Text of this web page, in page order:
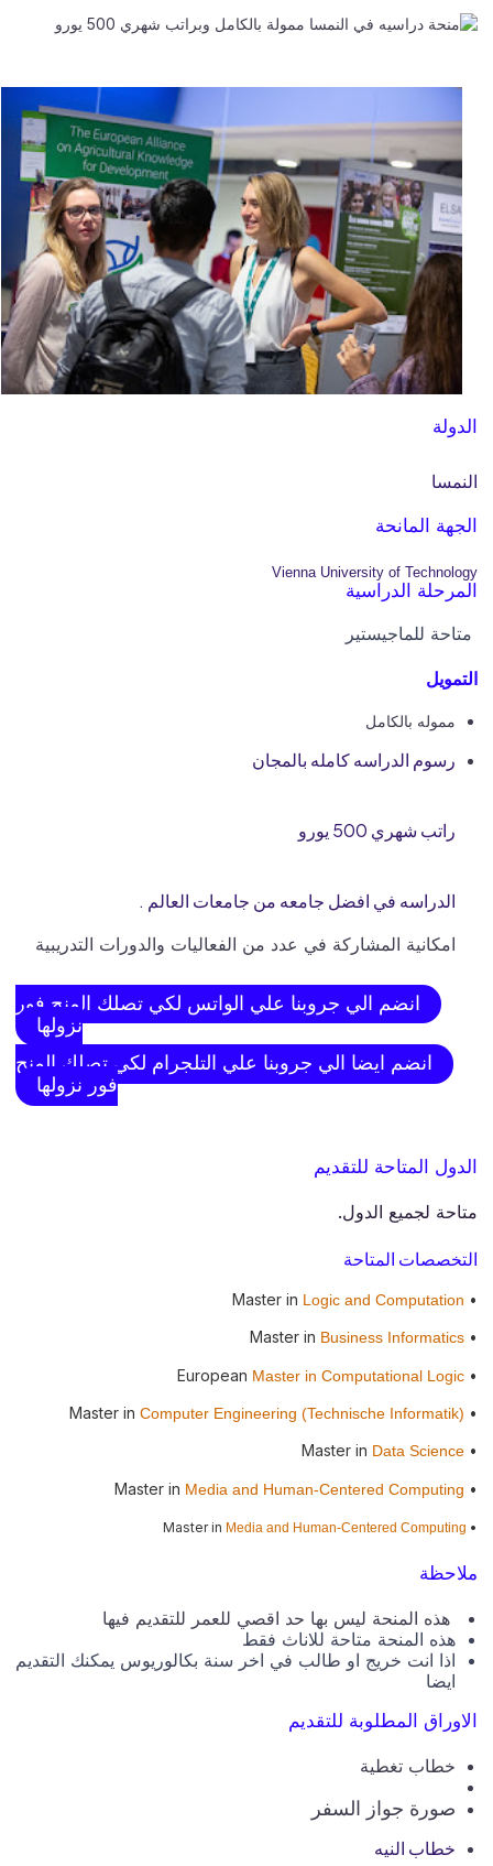
الدولة
النمسا
الجهة المانحة
Vienna University of Technology
المرحلة الدراسية
متاحة للماجيستير
التمويل
مموله بالكامل
رسوم الدراسه كامله بالمجان
راتب شهري 500 يورو
الدراسه في افضل جامعه من جامعات العالم .
امكانية المشاركة في عدد من الفعاليات والدورات التدريبية
انضم الي جروبنا علي الواتس لكي تصلك المنح فور
نزولها
انضم ايضا الي جروبنا علي التلجرام لكي تصلك المنح
فور نزولها
الدول المتاحة للتقديم
متاحة لجميع الدول.
التخصصات المتاحة
Logic and Computation
Business Informatics
Master in Computational Logic
Computer Engineering (Technische Informatik)
Data Science
Media and Human-Centered Computing
Media and Human-Centered Computing
ملاحظة
هذه المنحة ليس بها حد اقصي للعمر للتقديم فيها
هذه المنحة متاحة للاناث فقط
اذا انت خريج او طالب في اخر سنة بكالوريوس يمكنك التقديم
ايضا
الاوراق المطلوبة للتقديم
خطاب تغطية
صورة جواز السفر
خطاب النيه